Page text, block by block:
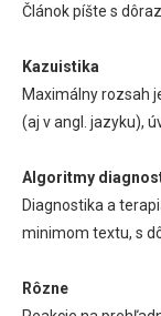
Článok píšte s
Kazuistika
Maximálny rozsah
(aj v angl. jazyku),
Algoritmy
Diagnostika a
minimom textu, s
Rôzne